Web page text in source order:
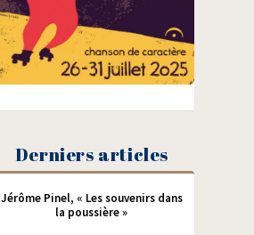
Derniers articles
Jérôme Pinel, « Les souvenirs dans
la poussière »